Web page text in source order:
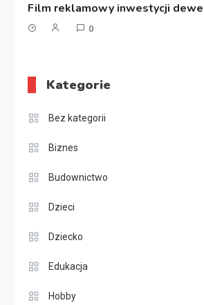
Film reklamowy inwestycji
0
Kategorie
Bez kategorii
Biznes
Budownictwo
Dzieci
Dziecko
Edukacja
Hobby